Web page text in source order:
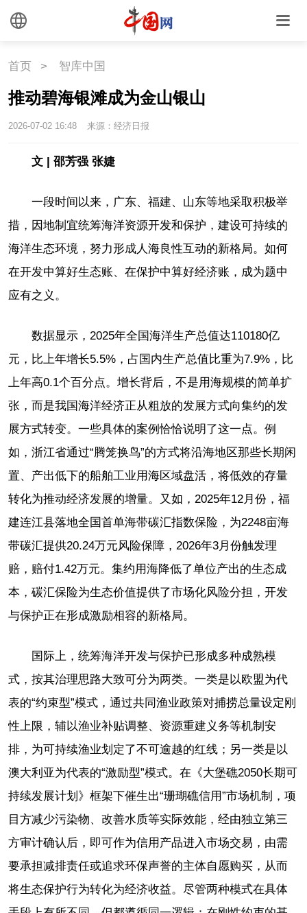
首页 > 智库中国
推动碧海银滩成为金山银山
2026-07-02 16:48 来源：经济日报
文 | 邵芳强 张婕
一段时间以来，广东、福建、山东等地采取积极举
措，因地制宜统筹海洋资源开发和保护，建设可持续的
海洋生态环境，努力形成人海良性互动的新格局。如何
在开发中算好生态账、在保护中算好经济账，成为题中
应有之义。
数据显示，2025年全国海洋生产总值达110180亿
元，比上年增长5.5%，占国内生产总值比重为7.9%，比
上年高0.1个百分点。增长背后，不是用海规模的简单扩
张，而是我国海洋经济正从粗放的发展方式向集约的发
展方式转变。一些具体的案例恰恰说明了这一点。例
如，浙江省通过“腾笼换鸟”的方式将沿海地区那些长期闲
置、产出低下的船舶工业用海区域盘活，将低效的存量
转化为推动经济发展的增量。又如，2025年12月份，福
建连江县落地全国首单海带碳汇指数保险，为2248亩海
带碳汇提供20.24万元风险保障，2026年3月份触发理
赔，赔付1.42万元。集约用海降低了单位产出的生态成
本，碳汇保险为生态价值提供了市场化风险分担，开发
与保护正在形成激励相容的新格局。
国际上，统筹海洋开发与保护已形成多种成熟模
式，按其治理思路大致可分为两类。一类是以欧盟为代
表的“约束型”模式，通过共同渔业政策对捕捞总量设定刚
性上限，辅以渔业补贴调整、资源重建义务等机制安
排，为可持续渔业划定了不可逾越的红线；另一类是以
澳大利亚为代表的“激励型”模式。在《大堡礁2050长期可
持续发展计划》框架下催生出“珊瑚礁信用”市场机制，项
目方减少污染物、改善水质等实际效能，经由独立第三
方审计确认后，即可作为信用产品进入市场交易，由需
要承担减排责任或追求环保声誉的主体自愿购买，从而
将生态保护行为转化为经济收益。尽管两种模式在具体